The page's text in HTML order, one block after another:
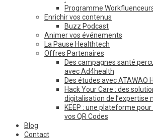
Programme
Enrichir vos contenus
Buzz Podcast
Animer vos événements
La Pause Healthtech
Offres Partenaires
Des campagnes santé
avec Ad4health
Des études avec ATAWAO
Hack Your Care : des
digitalisation de l’expertise
KEEP : une plateforme
vos QR Codes
Blog
Contact